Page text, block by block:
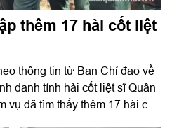
thêm 17 hài cốt liệt
thông tin từ Ban Chỉ đạo về
danh tính hài cốt liệt sĩ Quân
đã tìm thấy thêm 17 hài cốt